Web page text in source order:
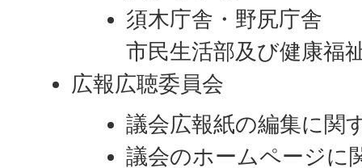
須木庁舎・野尻庁舎
市民生活部及び健康福
広報広聴委員会
議会広報紙の編集に関
議会のホームページに